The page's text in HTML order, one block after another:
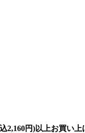
2,160円)以上お買い